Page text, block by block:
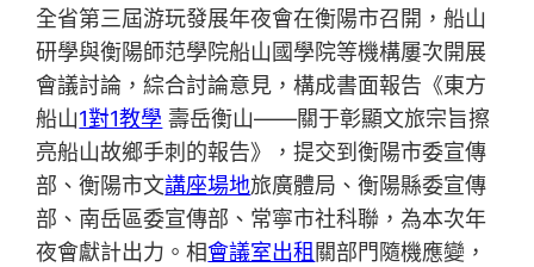
全省第三屆游玩發展年夜會在衡陽市召開，船山
研學與衡陽師范學院船山國學院等機構屢次開展
會議討論，綜合討論意見，構成書面報告《東方
船山1對1教學 壽岳衡山——關于彰顯文旅宗旨擦
亮船山故鄉手刺的報告》，提交到衡陽市委宣傳
部、衡陽市文講座場地旅廣體局、衡陽縣委宣傳
部、南岳區委宣傳部、常寧市社科聯，為本次年
夜會獻計出力。相會議室出租關部門隨機應變，